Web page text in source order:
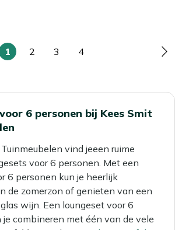
U
1
Pagina
2
Pagina
3
Pagina
4
6 personen bij Kees Smit
vind jeeen ruime
voor 6 personen. Met een
6 personen kun je heerlijk
de zomerzon of genieten van een
wijn. Een loungeset voor 6
je combineren met één van de vele